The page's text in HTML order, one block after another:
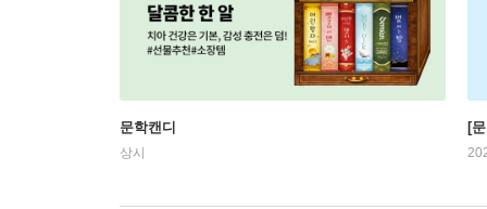
문학캔디
상시
[